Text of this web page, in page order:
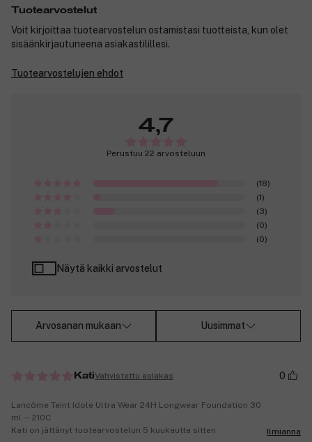
Tuotearvostelut
Voit kirjoittaa tuotearvostelun ostamistasi tuotteista, kun olet
sisäänkirjautuneena asiakastilillesi.
Tuotearvostelujen ehdot
4,7
Perustuu 22 arvosteluun
(18)
(1)
(3)
(0)
(0)
Näytä kaikki arvostelut
Arvosanan mukaan Uusimmat
KatiVahvistettu asiakas 0
Lancôme Teint Idole Ultra Wear 24H Longwear Foundation 30
ml ─ 210C
Kati on jättänyt tuotearvostelun 5 kuukautta sitten
Ilmianna